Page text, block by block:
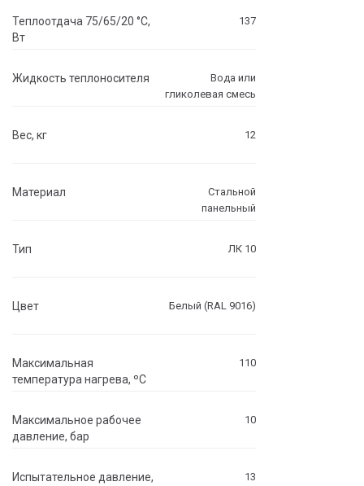
Теплоотдача 75/65/20 °C,
Вт
137
Жидкость теплоносителя
Вода или
гликолевая смесь
Вес, кг 12
Материал
Стальной
панельный
Тип ЛК 10
Цвет Белый (RAL 9016)
Максимальная
температура нагрева, ºC
110
Максимальное рабочее
давление, бар
10
Испытательное давление,
13